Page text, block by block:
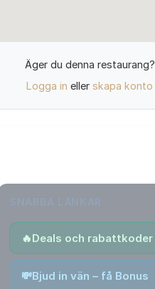
Äger du denna restaurang?
Logga in eller skapa konto
🔥Deals och rabattkoder
💸Bjud in vän – få Bonus